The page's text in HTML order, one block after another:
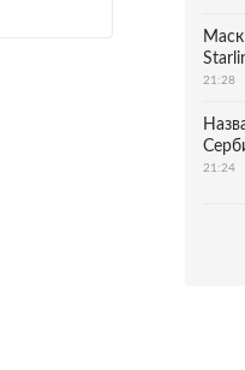
Маск
21:28
21:24